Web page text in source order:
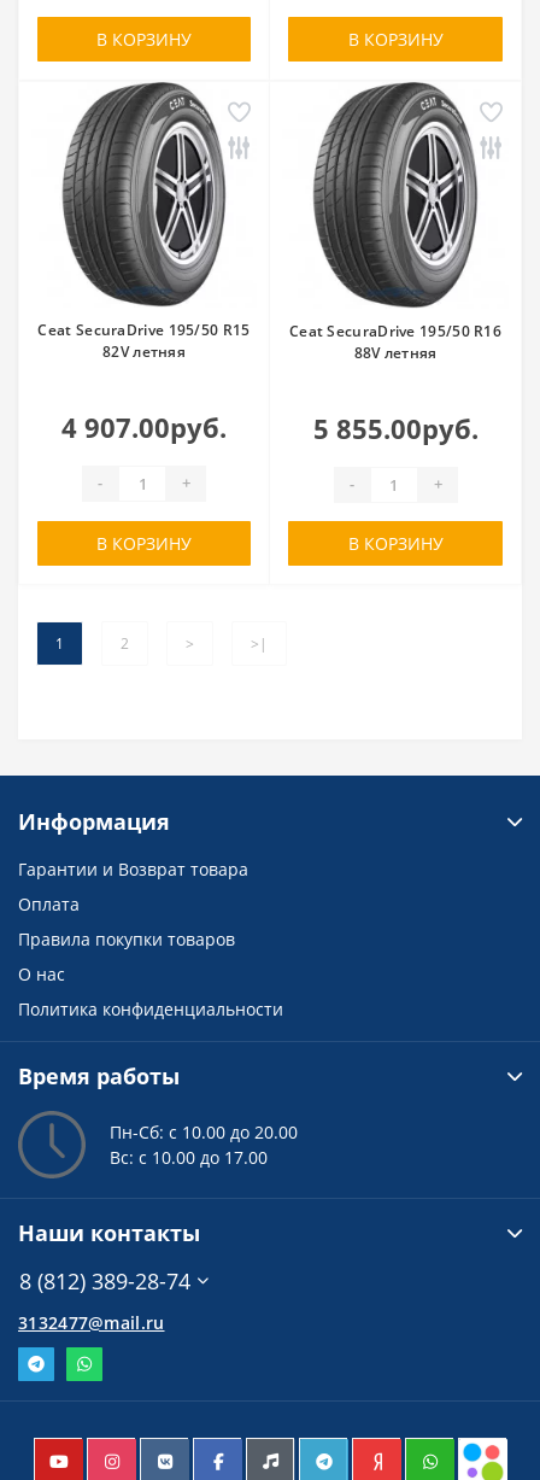
В КОРЗИНУ В КОРЗИНУ
Ceat SecuraDrive 195/50 R15
82V летняя
4 907.00руб.
- +
В КОРЗИНУ
Ceat SecuraDrive 195/50 R16
88V летняя
5 855.00руб.
- +
В КОРЗИНУ
1 2 > >|
Информация
Гарантии и Возврат товара
Оплата
Правила покупки товаров
О нас
Политика конфиденциальности
Время работы
Пн-Сб: с 10.00 до 20.00
Вс: с 10.00 до 17.00
Наши контакты
8 (812) 389-28-74
3132477@mail.ru